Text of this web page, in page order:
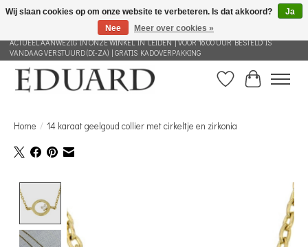
GRATIS VERZENDING NEDERLAND VANAF 100 EURO | ALLES IN DEZE WEBSHOP IS
ACTUEEL AANWEZIG IN ONZE WINKEL IN LEIDEN | VOOR 16.00 UUR BESTELD IS
VANDAAG VERSTUURD (DI-ZA) | GRATIS KADOVERPAKKING
Verlanglijst
Home / 14 karaat geelgoud collier met cirkeltje en zirkonia
Wij slaan cookies op om onze website te verbeteren. Is dat akkoord?
Ja
Nee
Meer over cookies »